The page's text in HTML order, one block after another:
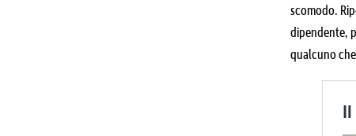
scomodo.
dipendente,
qualcuno